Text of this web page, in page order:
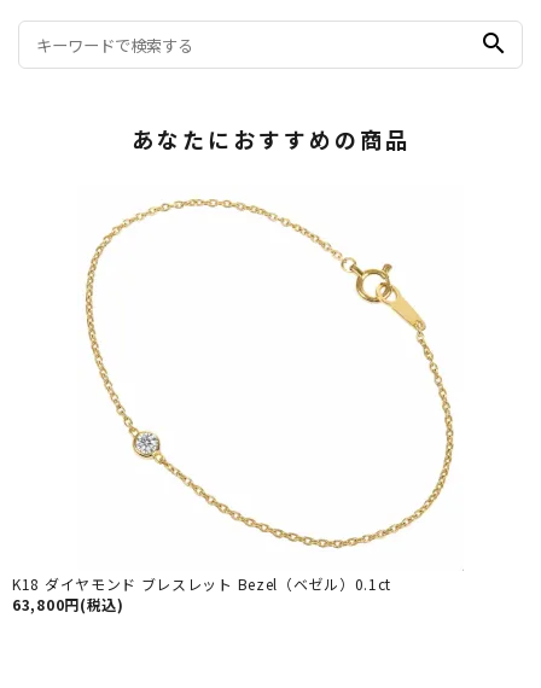
search
あなたにおすすめの商品
K18 ダイヤモンド ブレスレット Bezel（ベゼル）0.1ct
63,800円(税込)